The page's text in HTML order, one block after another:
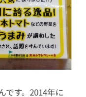
です。2014年に